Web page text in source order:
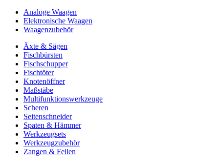
Analoge Waagen
Elektronische Waagen
Waagenzubehör
Äxte & Sägen
Fischbürsten
Fischschupper
Fischtöter
Knotenöffner
Maßstäbe
Multifunktionswerkzeuge
Scheren
Seitenschneider
Spaten & Hämmer
Werkzeugsets
Werkzeugzubehör
Zangen & Feilen